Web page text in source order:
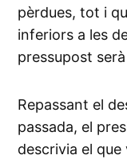
pèrdues, tot i
inferiors a les
pressupost
Repassant el
passada, el
descrivia el que